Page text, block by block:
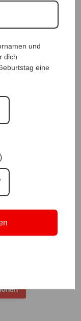
und
dich
eine